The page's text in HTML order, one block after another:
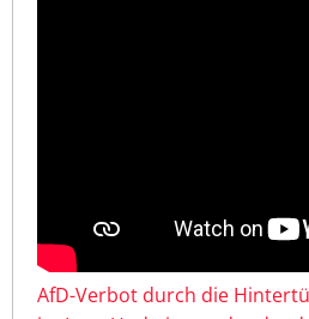
AfD-Verbot durch die